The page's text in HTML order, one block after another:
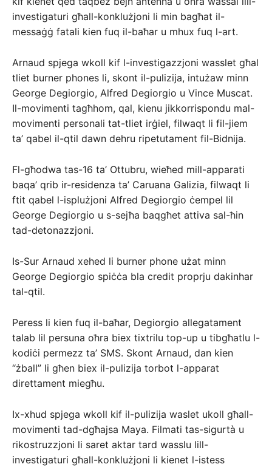
investigaturi għall-konklużjoni li min bagħat il-
messaġġ fatali kien fuq il-baħar u mhux fuq l-art.
Arnaud spjega wkoll kif l-investigazzjoni wasslet għal
tliet burner phones li, skont il-pulizija, intużaw minn
George Degiorgio, Alfred Degiorgio u Vince Muscat.
Il-movimenti tagħhom, qal, kienu jikkorrispondu mal-
movimenti personali tat-tliet irġiel, filwaqt li fil-jiem
ta’ qabel il-qtil dawn dehru ripetutament fil-Bidnija.
Fl-għodwa tas-16 ta’ Ottubru, wieħed mill-apparati
baqa’ qrib ir-residenza ta’ Caruana Galizia, filwaqt li
ftit qabel l-isplużjoni Alfred Degiorgio ċempel lil
George Degiorgio u s-sejħa baqgħet attiva sal-ħin
tad-detonazzjoni.
Is-Sur Arnaud xehed li burner phone użat minn
George Degiorgio spiċċa bla credit proprju dakinhar
tal-qtil.
Peress li kien fuq il-baħar, Degiorgio allegatament
talab lil persuna oħra biex tixtrilu top-up u tibgħatlu l-
kodiċi permezz ta’ SMS. Skont Arnaud, dan kien
“żball” li għen biex il-pulizija torbot l-apparat
direttament miegħu.
Ix-xhud spjega wkoll kif il-pulizija waslet ukoll għall-
movimenti tad-dgħajsa Maya. Filmati tas-sigurtà u
rikostruzzjoni li saret aktar tard wasslu lill-
investigaturi għall-konklużjoni li kienet l-istess